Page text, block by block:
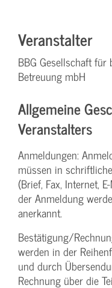
Veranstalter
BBG Gesellschaft
Betreuung mbH
Allgemeine
Veranstalters
Anmeldungen:
müssen in
(Brief, Fax, Internet,
der Anmeldung
anerkannt.
Bestätigung­/
werden in der
und durch
Rechnung über die